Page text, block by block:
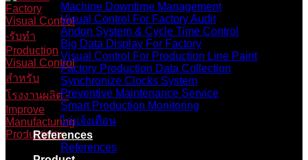
Machine Downtime Management
Visual Control For Factory Audit
Andon System & Cycle Time Control
Big Data Display For Factory
Visual Control For Production Line Paint
Factory Production Data Collection
Synchronize Clocks System
Preventive Maintenance Service
Smart Production Monitoring
ไก่แจ้งเตือน
References
References